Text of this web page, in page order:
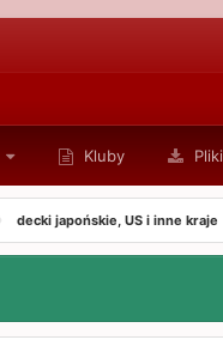
Kluby Pliki
decki japońskie, US i inne kraje